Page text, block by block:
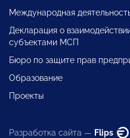
Международная
Декларация о
субъектами МСП
Бюро по защите прав
Образование
Проекты
Разработка сайта — Flips